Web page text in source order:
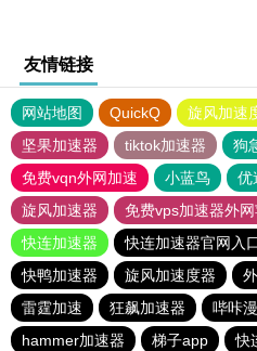
友情链接
网站地图 QuickQ 旋风加速
坚果加速器
tiktok加速器
狗
免费vqn外网加速
小蓝鸟 优
旋风加速器
免费vps加速器外
快连加速器
快连加速器官网入
快鸭加速器
旋风加速度器
雷霆加速
狂飙加速器 哔咔
hammer加速器
梯子app
快